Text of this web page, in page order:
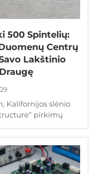
500 Spintelių:
Centrų
Lakštinio
Kalifornijos slėnio
pirkimų
turėjo pradėti
specialių 19 colių